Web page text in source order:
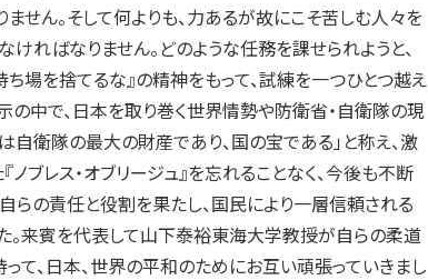
せん。そして何よりも、力あるが故にこそ苦しむ人々を
ればなりません。どのような任務を課せられようと、
場を捨てるな』の精神をもって、試練を一つひとつ越え
の中で、日本を取り巻く世界情勢や防衛省・自衛隊の現
衛隊の最大の財産であり、国の宝である」と称え、激
ブレス・オブリージュ』を忘れることなく、今後も不断
らの責任と役割を果たし、国民により一層信頼される
。来賓を代表して山下泰裕東海大学教授が自らの柔道
て、日本、世界の平和のためにお互い頑張っていきまし